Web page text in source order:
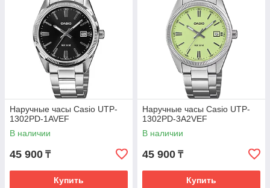
Наручные часы Casio UTP-
1302PD-1AVEF
В наличии
45 900 ₸
Купить
Наручные часы Casio UTP-
1302PD-3A2VEF
В наличии
45 900 ₸
Купить